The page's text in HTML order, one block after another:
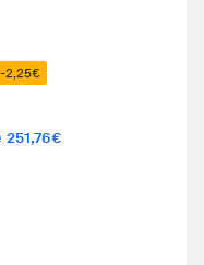
-2,25€
251,76€